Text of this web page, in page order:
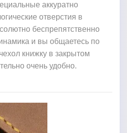
аккуратно
отверстия в
беспрепятственно
и вы общаетесь по
книжку в закрытом
очень удобно.